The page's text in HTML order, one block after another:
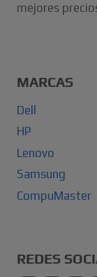
mejores
MARCAS
Dell
HP
Lenovo
Samsung
CompuMaster
REDES